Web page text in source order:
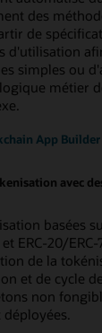
des
de
d'utilisation
simples ou
métier
App
avec
basées
ERC-20/ERC-
de la
et de cycle
non